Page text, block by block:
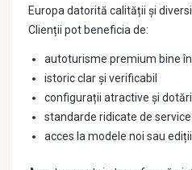
Europa datorită calității și
Clienții pot beneficia de:
autoturisme premium bine
istoric clar și verificabil
configurații atractive și
standarde ridicate de
acces la modele noi sau